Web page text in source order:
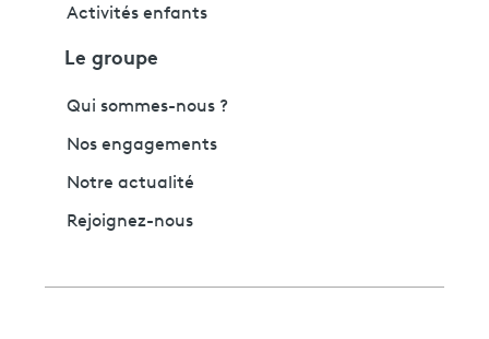
Activités enfants
Le groupe
Qui sommes-nous ?
Nos engagements
Notre actualité
Rejoignez-nous